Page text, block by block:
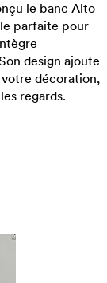
le banc Alto
parfaite pour
design ajoute
décoration,
regards.